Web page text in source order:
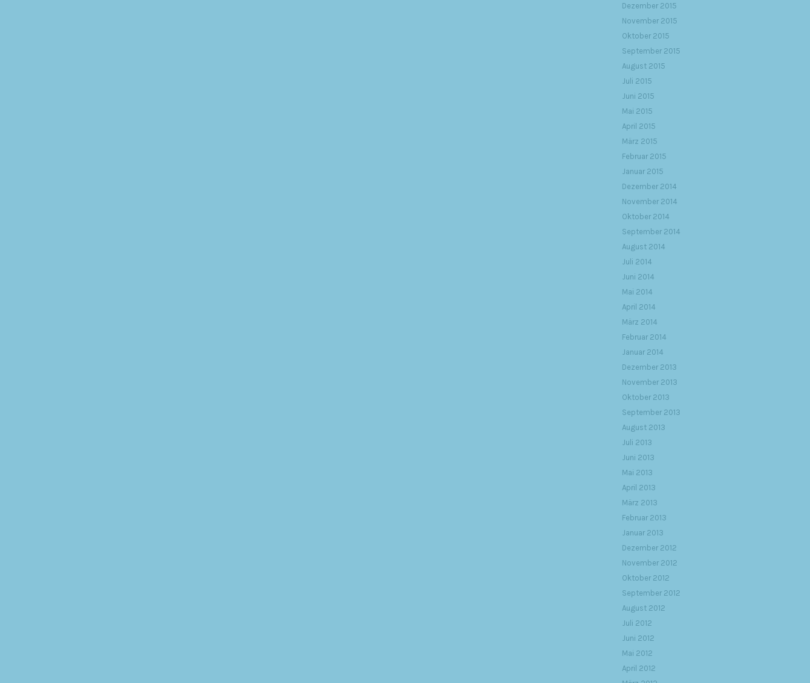
Dezember 2015
November 2015
Oktober 2015
September 2015
August 2015
Juli 2015
Juni 2015
Mai 2015
April 2015
März 2015
Februar 2015
Januar 2015
Dezember 2014
November 2014
Oktober 2014
September 2014
August 2014
Juli 2014
Juni 2014
Mai 2014
April 2014
März 2014
Februar 2014
Januar 2014
Dezember 2013
November 2013
Oktober 2013
September 2013
August 2013
Juli 2013
Juni 2013
Mai 2013
April 2013
März 2013
Februar 2013
Januar 2013
Dezember 2012
November 2012
Oktober 2012
September 2012
August 2012
Juli 2012
Juni 2012
Mai 2012
April 2012